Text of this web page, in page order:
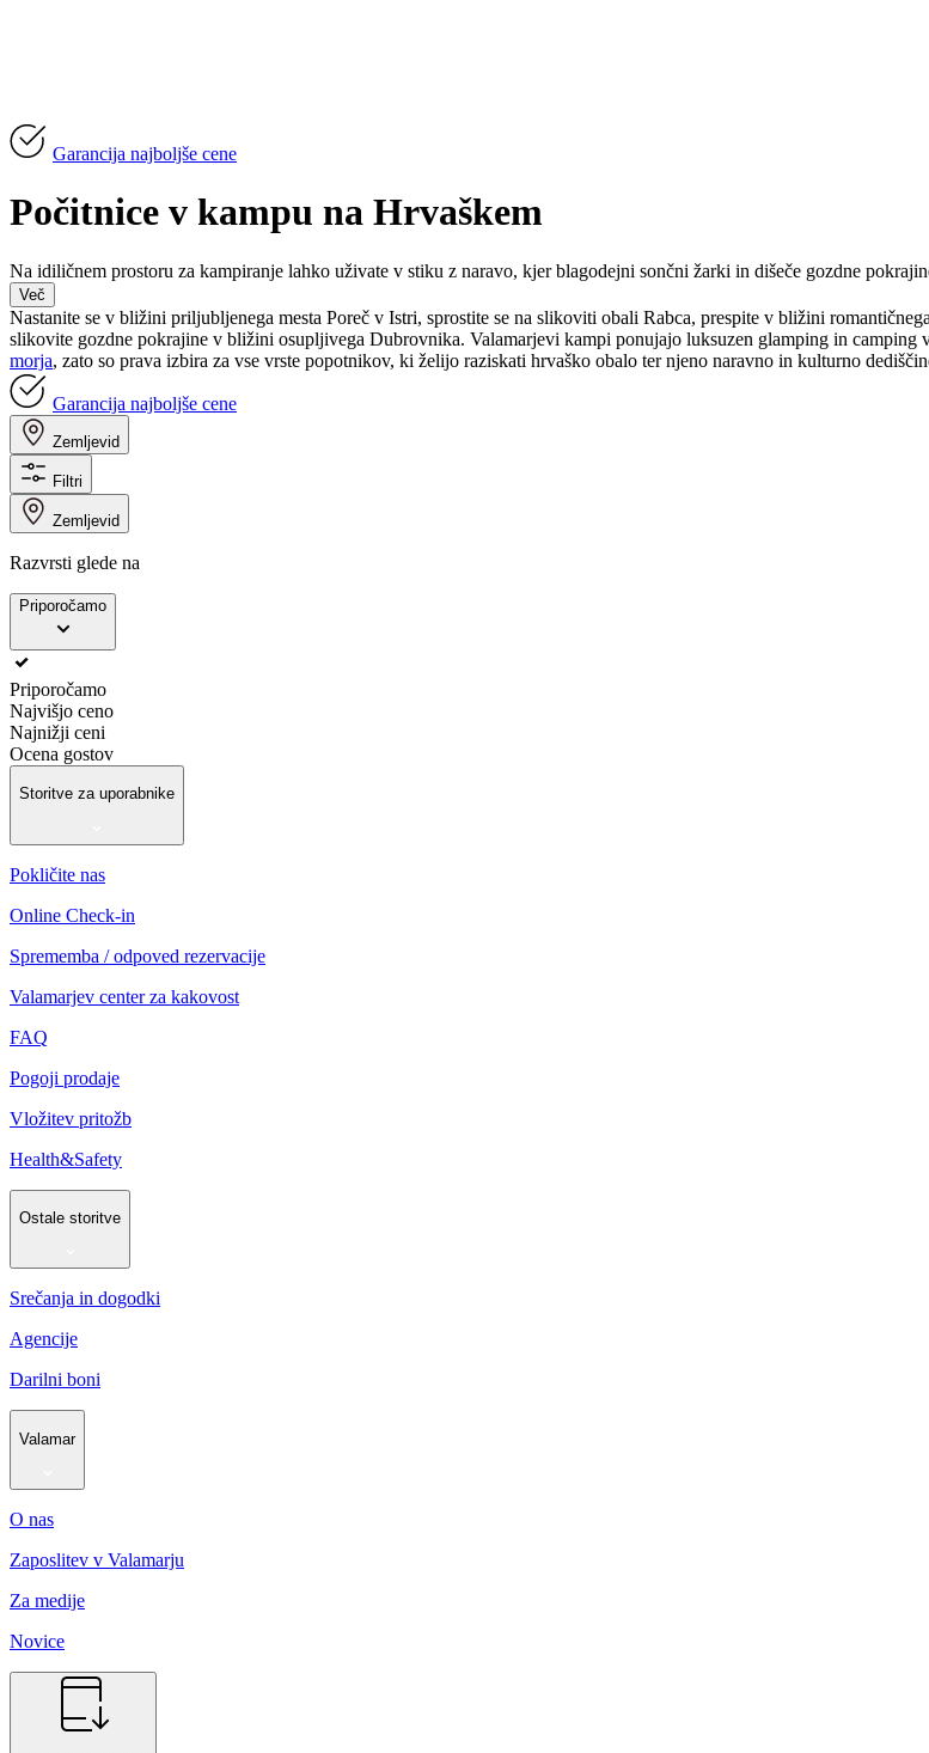
Garancija najboljše cene
Počitnice v kampu na Hrvaškem
Na idiličnem prostoru za kampiranje lahko uživate v stiku z naravo, kjer blagodejni sončni žarki in dišeče gozdne
Več
Nastanite se v bližini priljubljenega mesta Poreč v Istri, sprostite se na slikoviti obali Rabca, prespite v bližini
slikovite gozdne pokrajine v bližini osupljivega Dubrovnika. Valamarjevi kampi ponujajo luksuzen glamping in camping
morja, zato so prava izbira za vse vrste popotnikov, ki želijo raziskati hrvaško obalo ter njeno naravno in kulturno
Garancija najboljše cene
Zemljevid
Filtri
Zemljevid
Razvrsti glede na
Priporočamo
Priporočamo
Najvišjo ceno
Najnižji ceni
Ocena gostov
Storitve za uporabnike
Pokličite nas
Online Check-in
Sprememba / odpoved rezervacije
Valamarjev center za kakovost
FAQ
Pogoji prodaje
Vložitev pritožb
Health&Safety
Ostale storitve
Srečanja in dogodki
Agencije
Darilni boni
Valamar
O nas
Zaposlitev v Valamarju
Za medije
Novice